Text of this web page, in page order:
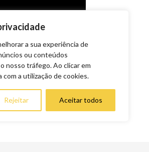
a sua experiência de
ou conteúdos
nosso tráfego. Ao clicar em
a utilização de cookies.
Rejeitar Aceitar todos